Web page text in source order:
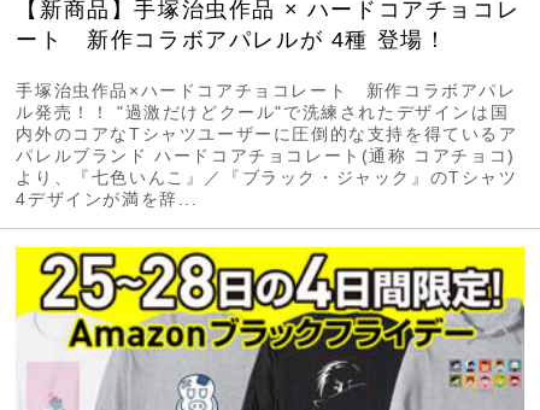
【新商品】手塚治虫作品 × ハードコアチョコレ
ート 新作コラボアパレルが 4種 登場！
手塚治虫作品×ハードコアチョコレート 新作コラボアパレ
ル発売！！ "過激だけどクール"で洗練されたデザインは国
内外のコアなTシャツユーザーに圧倒的な支持を得ているア
パレルブランド ハードコアチョコレート(通称 コアチョコ)
より、『七色いんこ』／『ブラック・ジャック』のTシャツ
4デザインが満を辞...